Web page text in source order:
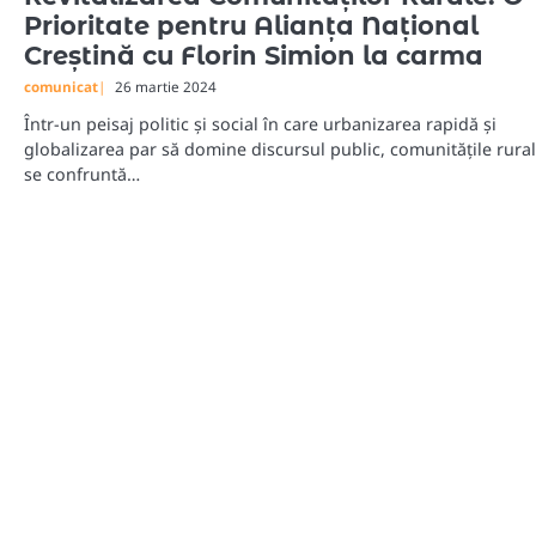
Prioritate pentru Alianța Național
Creștină cu Florin Simion la carma
comunicat 26 martie 2024
Într-un peisaj politic și social în care urbanizarea rapidă și
globalizarea par să domine discursul public, comunitățile
se confruntă…